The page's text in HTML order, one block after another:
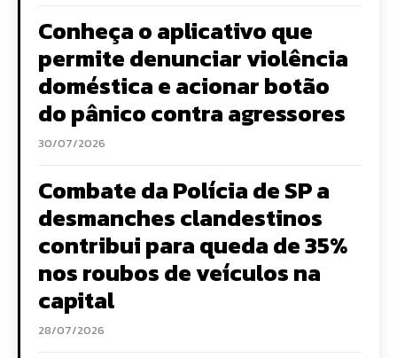
Conheça o aplicativo que
permite denunciar violência
doméstica e acionar botão
do pânico contra agressores
30/07/2026
Combate da Polícia de SP a
desmanches clandestinos
contribui para queda de 35%
nos roubos de veículos na
capital
28/07/2026